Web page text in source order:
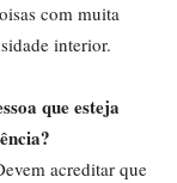
com muita
interior.
que esteja
acreditar que